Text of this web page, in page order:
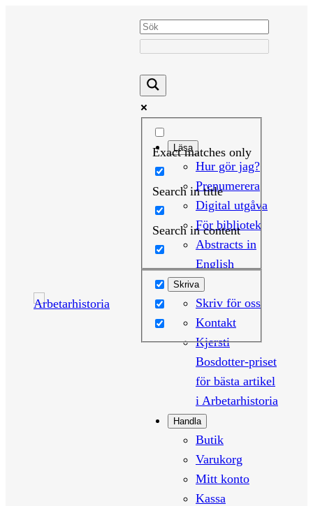
Exact matches only
Search in title
Search in content
Läsa
Hur gör jag?
Prenumerera
Digital utgåva
För bibliotek
Abstracts in
English
Skriva
Skriv för oss
Kontakt
Kjersti
Bosdotter-priset
för bästa artikel
i Arbetarhistoria
Handla
Butik
Varukorg
Mitt konto
Kassa